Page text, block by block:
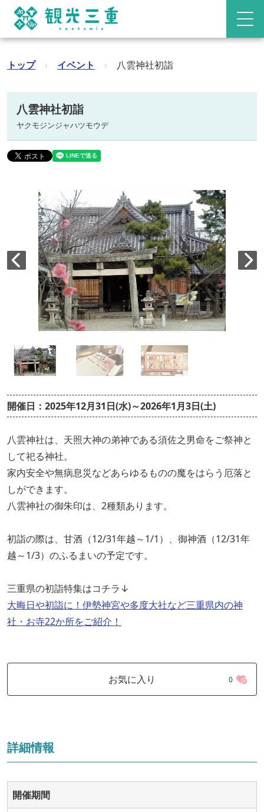
トップ › イベント › 八雲神社初詣
八雲神社初詣
ヤクモジンジャハツモウデ
開催日：2025年12月31日(水)～2026年1月3日(土)
八雲神社は、天照大神の弟神である須佐之男命をご祭神と
して祀る神社。
家内安全や無病息災などあらゆるものの魔をはらう厄落と
しができます。
八雲神社の御朱印は、2種類あります。
初詣の際は、甘酒（12/31年越～1/1）、御神酒（12/31年
越～1/3）のふるまいの予定です。
三重県の初詣特集はコチラ↓
大晦日や初詣に！伊勢神宮や多度大社など三重県内の神
社・お寺22か所をご紹介！
お気に入り 0
詳細情報
開催期間